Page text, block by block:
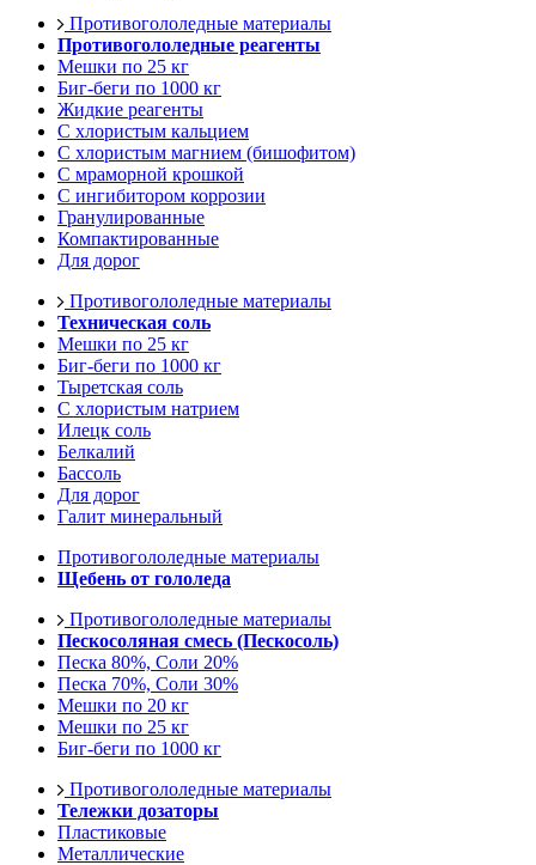
Противогололедные материалы
Противогололедные реагенты
Мешки по 25 кг
Биг-беги по 1000 кг
Жидкие реагенты
С хлористым кальцием
С хлористым магнием (бишофитом)
С мраморной крошкой
С ингибитором коррозии
Гранулированные
Компактированные
Для дорог
Противогололедные материалы
Техническая соль
Мешки по 25 кг
Биг-беги по 1000 кг
Тыретская соль
С хлористым натрием
Илецк соль
Белкалий
Бассоль
Для дорог
Галит минеральный
Противогололедные материалы
Щебень от гололеда
Противогололедные материалы
Пескосоляная смесь (Пескосоль)
Песка 80%, Соли 20%
Песка 70%, Соли 30%
Мешки по 20 кг
Мешки по 25 кг
Биг-беги по 1000 кг
Противогололедные материалы
Тележки дозаторы
Пластиковые
Металлические